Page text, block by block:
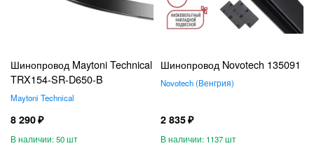
Шинопровод Maytoni Technical
TRX154-SR-D650-B
Maytoni Technical
8 290
50
Шинопровод Novotech 135091
Novotech Венгрия
2 835
1137